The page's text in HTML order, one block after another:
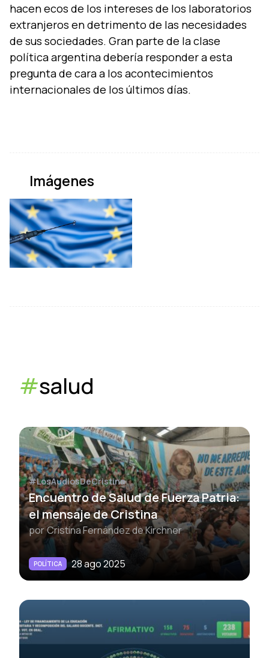
hacen ecos de los intereses de los laboratorios
extranjeros en detrimento de las necesidades
de sus sociedades. Gran parte de la clase
política argentina debería responder a esta
pregunta de cara a los acontecimientos
internacionales de los últimos días.
Imágenes
#salud
#LosAudiosDeCristina
Encuentro de Salud de Fuerza Patria:
el mensaje de Cristina
porCristina Fernández de Kirchner
POLÍTICA 28 ago 2025